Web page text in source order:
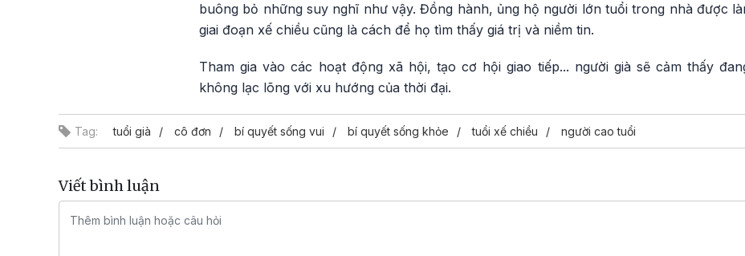
buông bỏ những suy nghĩ như vậy. Đồng hành, ủng hộ người lớn tuổi trong nhà được
giai đoạn xế chiều cũng là cách để họ tìm thấy giá trị và niềm tin.
Tham gia vào các hoạt động xã hội, tạo cơ hội giao tiếp... người già sẽ cảm thấy
không lạc lõng với xu hướng của thời đại.
Tag: tuổi già cô đơn bí quyết sống vui bí quyết sống khỏe tuổi xế chiều người cao tuổi
Viết bình luận